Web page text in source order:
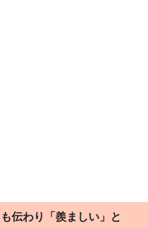
伝わり「羨ましい」と